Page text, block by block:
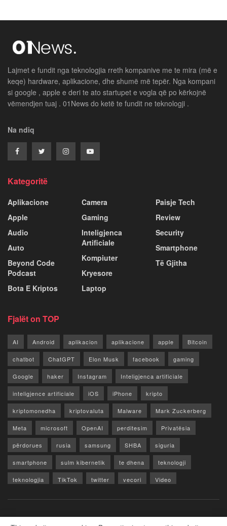
Lajmet e fundit nga teknologjia rreth kompanive me te mira (më e
keqe) hardware, aplikacione, dhe shumë më tepër. Nga kompani
si google , apple e deri te ato startupet e vogla që po kërkojnë
vëmendjen tuaj . 01News do ketë te fundit ne teknologji .
Na ndiq
Kategoritë
Aplikacione
Apple
Audio
Auto
Beyond Code
Podcast
Bota E Kriptos
Camera
Gaming
Inteligjenca
Artificiale
Kompiuter
Kryesore
Laptop
Paisje Tech
Review
Security
Smartphone
Të Gjitha
Fjalët on TOP
AI Android aplikacion aplikacione apple Bitcoin
chatbot ChatGPT Elon Musk facebook gaming
Google haker Instagram Inteligjenca artificiale
inteligjence artificiale iOS iPhone kripto
kriptomonedha kriptovaluta Malware Mark Zuckerberg
Meta microsoft OpenAI perditesim Privatësia
përdorues rusia samsung SHBA siguria
smartphone sulm kibernetik te dhena teknologji
teknologjia TikTok twitter vecori Video